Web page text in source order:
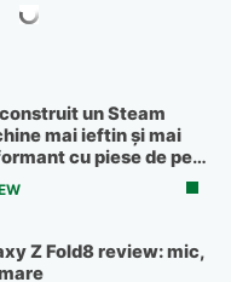
un Steam
mai ieftin și mai
cu piese de pe
Z Fold8 review: mic,